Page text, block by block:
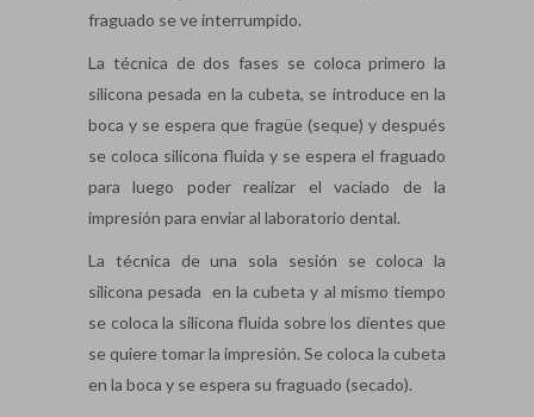
fraguado se ve interrumpido.
La técnica de dos fases se coloca primero la
silicona pesada en la cubeta, se introduce en la
boca y se espera que fragüe (seque) y después
se coloca silicona fluida y se espera el fraguado
para luego poder realizar el vaciado de la
impresión para enviar al laboratorio dental.
La técnica de una sola sesión se coloca la
silicona pesada en la cubeta y al mismo tiempo
se coloca la silicona fluida sobre los dientes que
se quiere tomar la impresión. Se coloca la cubeta
en la boca y se espera su fraguado (secado).